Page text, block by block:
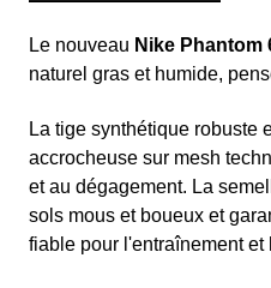
Le nouveau Nike Phantom
naturel gras et humide,
La tige synthétique robuste
accrocheuse sur mesh
et au dégagement. La
sols mous et boueux et
fiable pour l'entraînement et